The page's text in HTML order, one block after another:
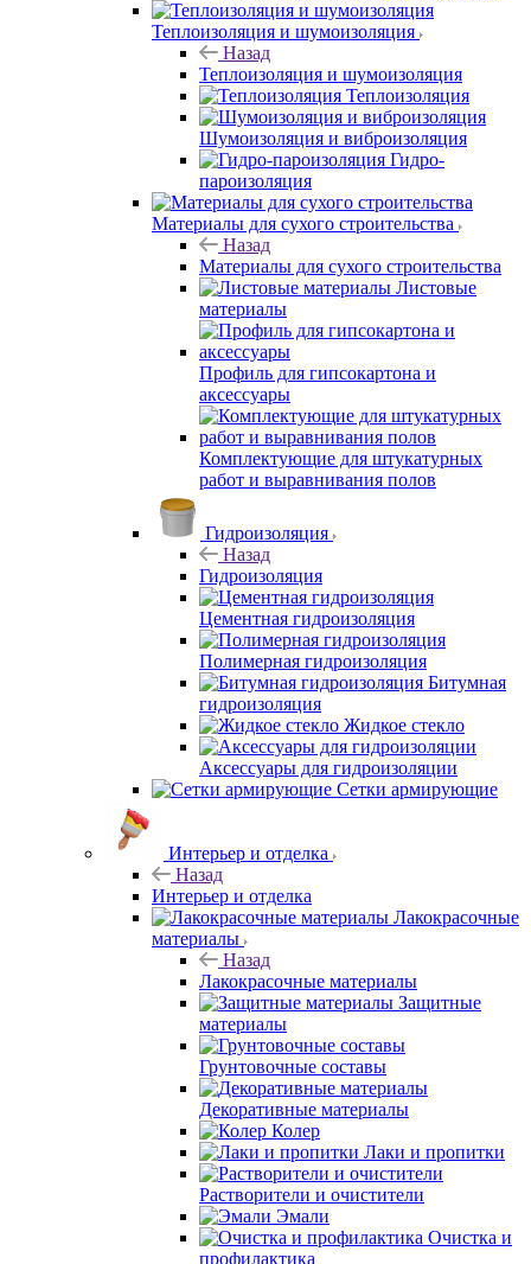
Теплоизоляция и шумоизоляция
Назад
Теплоизоляция и шумоизоляция
Теплоизоляция
Шумоизоляция и виброизоляция
Гидро-
пароизоляция
Материалы для сухого строительства
Назад
Материалы для сухого строительства
Листовые
материалы
Профиль для гипсокартона и
аксессуары
Комплектующие для штукатурных
работ и выравнивания полов
Гидроизоляция
Назад
Гидроизоляция
Цементная гидроизоляция
Полимерная гидроизоляция
Битумная
гидроизоляция
Жидкое стекло
Аксессуары для гидроизоляции
Сетки армирующие
Интерьер и отделка
Назад
Интерьер и отделка
Лакокрасочные
материалы
Назад
Лакокрасочные материалы
Защитные
материалы
Грунтовочные составы
Декоративные материалы
Колер
Лаки и пропитки
Растворители и очистители
Эмали
Очистка и
профилактика